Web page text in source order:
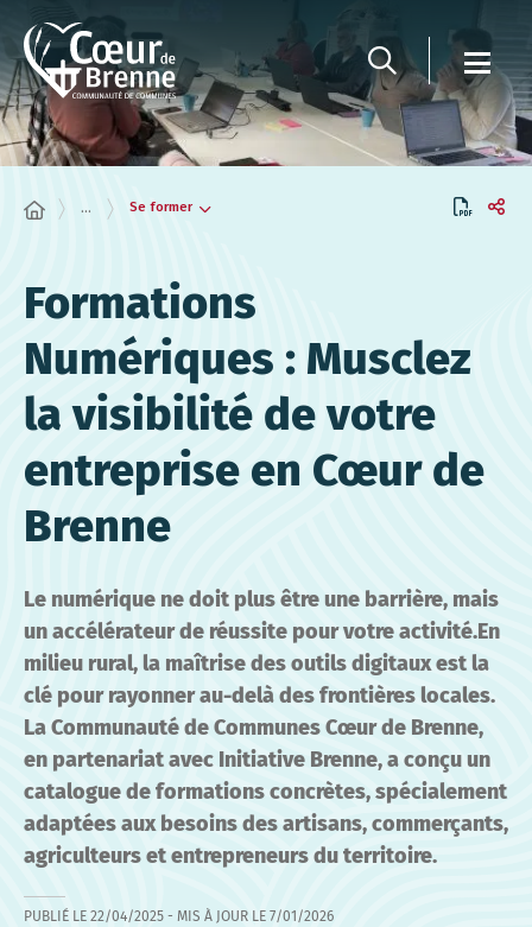
Panneau de gestion des cookies
... Se former
Formations
Numériques : Musclez
la visibilité de votre
entreprise en Cœur de
Brenne
Le numérique ne doit plus être une barrière, mais
un accélérateur de réussite pour votre activité.En
milieu rural, la maîtrise des outils digitaux est la
clé pour rayonner au-delà des frontières locales.
La Communauté de Communes Cœur de Brenne,
en partenariat avec Initiative Brenne, a conçu un
catalogue de formations concrètes, spécialement
adaptées aux besoins des artisans, commerçants,
agriculteurs et entrepreneurs du territoire.
PUBLIÉ LE 22/04/2025 - MIS À JOUR LE 7/01/2026